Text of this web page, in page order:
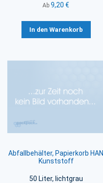
Ab 9,20 €
In den Warenkorb
Abfallbehälter, Papierkorb HAN
Kunststoff
50 Liter, lichtgrau